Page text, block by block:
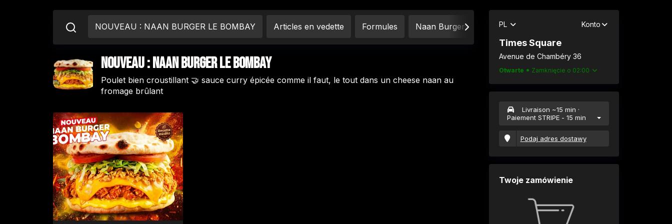
NOUVEAU : NAAN BURGER LE BOMBAY Articles en vedette Formules Naan Burgers Naan'dwichs Smash Burgers
NOUVEAU : NAAN BURGER LE BOMBAY
Poulet bien croustillant 🤝 sauce curry épicée comme il faut, le tout dans un cheese naan au
fromage brûlant
PL Konto
Times Square
Avenue de Chambéry 36
Otwarte Zamknięcie o 02:00
Paiement STRIPE - 15 min
Podaj adres dostawy
Twoje zamówienie